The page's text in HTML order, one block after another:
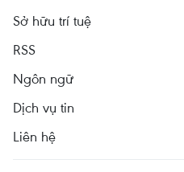
Sở hữu trí tuệ
RSS
Ngôn ngữ
Dịch vụ tin
Liên hệ